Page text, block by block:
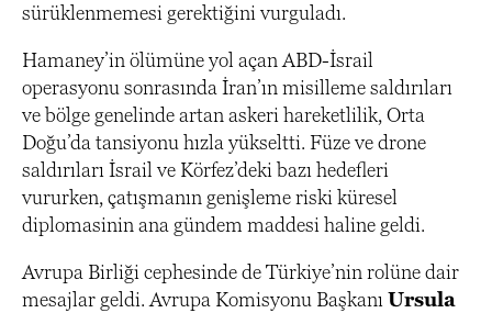
sürüklenmemesi gerektiğini vurguladı.
Hamaney’in ölümüne yol açan ABD-İsrail
operasyonu sonrasında İran’ın misilleme saldırıları
ve bölge genelinde artan askeri hareketlilik, Orta
Doğu’da tansiyonu hızla yükseltti. Füze ve drone
saldırıları İsrail ve Körfez’deki bazı hedefleri
vururken, çatışmanın genişleme riski küresel
diplomasinin ana gündem maddesi haline geldi.
Avrupa Birliği cephesinde de Türkiye’nin rolüne dair
mesajlar geldi. Avrupa Komisyonu BaşkanıUrsula